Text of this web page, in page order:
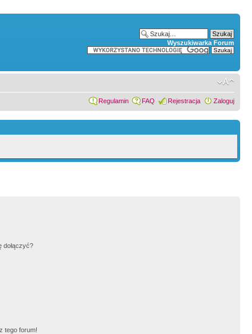
Wyszukiwarka Forum
Regulamin FAQ Rejestracja Zaloguj
dołączyć?
tego forum!